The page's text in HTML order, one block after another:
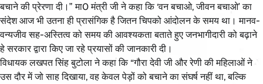
बचाने की प्रेरणा दी।” मा0 मंत्री जी ने कहा कि ‘वन बचाओ, जीवन बचाओ’ का
संदेश आज भी उतना ही प्रासंगिक है जितन चिपको आंदोलन के समय था। मानव-
वन्यजीव सह-अस्तित्व को समय की आवश्यकता बताते हुए जनभागीदारी को बढ़ाने
हे सरकार द्वारा किए जा रहे प्रयासों की जानकारी दी।
विधायक लखपत सिंह बुटोला ने कहा कि “गौरा देवी जी और रेणी की महिलाओं ने
उस दौर में जो साह दिखाया, वह केवल पेड़ों को बचाने का संघर्ष नहीं था, बल्कि